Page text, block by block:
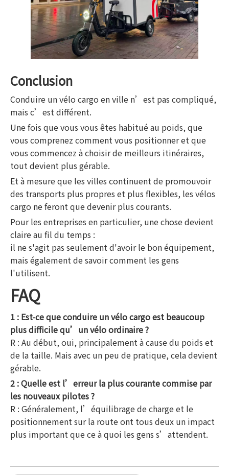
Conclusion
Conduire un vélo cargo en ville n’est pas compliqué,
mais c’est différent.
Une fois que vous vous êtes habitué au poids, que
vous comprenez comment vous positionner et que
vous commencez à choisir de meilleurs itinéraires,
tout devient plus gérable.
Et à mesure que les villes continuent de promouvoir
des transports plus propres et plus flexibles, les vélos
cargo ne feront que devenir plus courants.
Pour les entreprises en particulier, une chose devient
claire au fil du temps :
il ne s'agit pas seulement d'avoir le bon équipement,
mais également de savoir comment les gens
l'utilisent.
FAQ
1 : Est-ce que conduire un vélo cargo est beaucoup
plus difficile qu’un vélo ordinaire ?
R : Au début, oui, principalement à cause du poids et
de la taille. Mais avec un peu de pratique, cela devient
gérable.
2 : Quelle est l’erreur la plus courante commise par
les nouveaux pilotes ?
R : Généralement, l’équilibrage de charge et le
positionnement sur la route ont tous deux un impact
plus important que ce à quoi les gens s’attendent.